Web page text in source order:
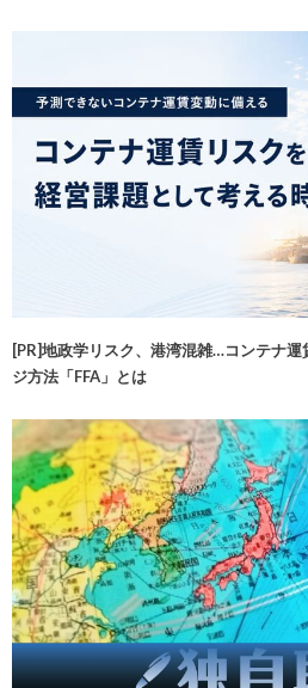
[PR]地政学リスク、港湾混雑…コンテナ
ジ方法「FFA」とは